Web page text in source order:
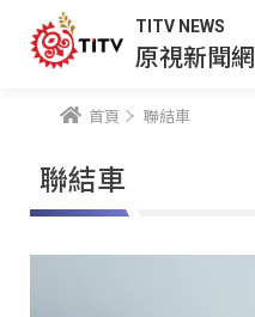
TITV NEWS
原視新聞網
首頁 聯結車
聯結車